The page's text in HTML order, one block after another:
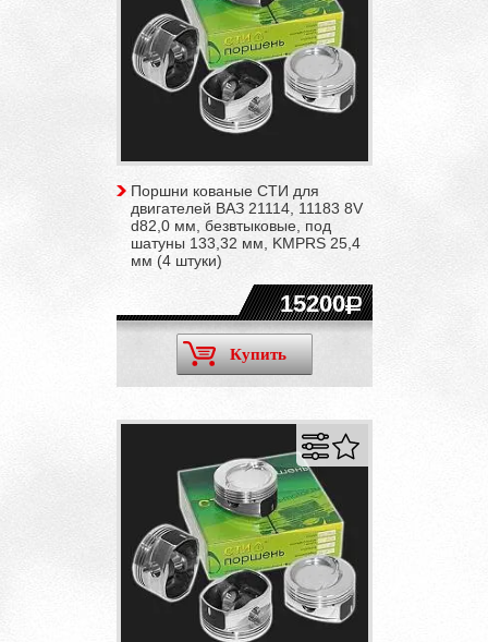
Поршни кованые СТИ для
двигателей ВАЗ 21114, 11183 8V
d82,0 мм, безвтыковые, под
шатуны 133,32 мм, KMPRS 25,4
мм (4 штуки)
15200
Купить